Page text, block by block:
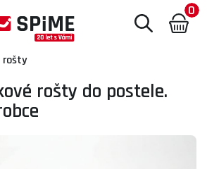
0
rošty
rošty do postele.